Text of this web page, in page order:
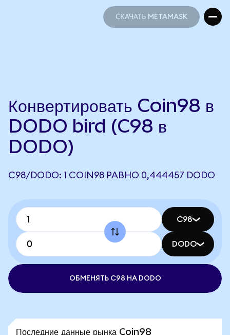
СКАЧАТЬ METAMASK
Конвертировать Coin98 в
DODO bird (C98 в
DODO)
C98/DODO: 1 COIN98 РАВНО 0,444457 DODO
C98
DODO
ОБМЕНЯТЬ C98 НА DODO
Последние данные рынка Coin98